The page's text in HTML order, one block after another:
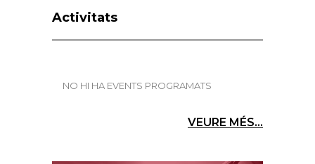
Activitats
NO HI HA EVENTS PROGRAMATS
VEURE MÉS...